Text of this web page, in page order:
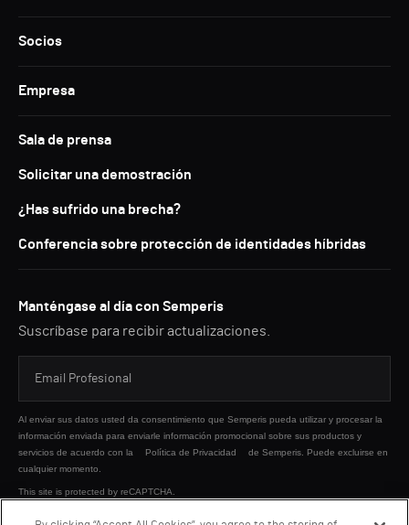
Socios
Empresa
Sala de prensa
Solicitar una demostración
¿Has sufrido una brecha?
Conferencia sobre protección de identidades híbridas
Manténgase al día con Semperis
Suscríbase para recibir actualizaciones.
Al enviar sus datos usted da consentimiento que Semperis pueda utilizar y procesar la
información enviada para enviarle información promocional sobre sus productos y
servicios de acuerdo con la
Política de Privacidad
de Semperis. Puede excluirse en
cualquier momento.
This site is protected by reCAPTCHA.